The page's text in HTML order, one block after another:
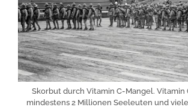
Skorbut durch Vitamin C-Mangel. Vitamin
mindestens 2 Millionen Seeleuten und